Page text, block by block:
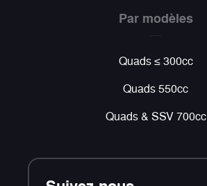
Par modèles
Quads ≤ 300cc
Quads 550cc
Quads & SSV 700cc